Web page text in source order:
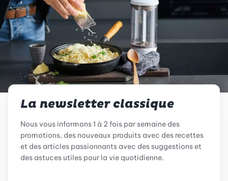
La newsletter classique
Nous vous informons 1 à 2 fois par semaine des
promotions, des nouveaux produits avec des recettes
et des articles passionnants avec des suggestions et
des astuces utiles pour la vie quotidienne.